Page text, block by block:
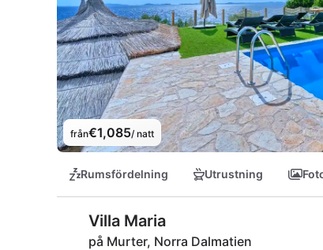
från€1,085/ natt
Rumsfördelning Utrustning
Villa Maria
på Murter, Norra Dalmatien